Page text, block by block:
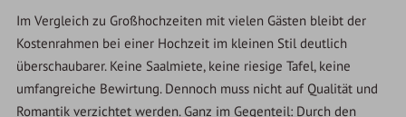
Im Vergleich zu Großhochzeiten mit vielen Gästen bleibt der
Kostenrahmen bei einer Hochzeit im kleinen Stil deutlich
überschaubarer. Keine Saalmiete, keine riesige Tafel, keine
umfangreiche Bewirtung. Dennoch muss nicht auf Qualität und
Romantik verzichtet werden. Ganz im Gegenteil: Durch den